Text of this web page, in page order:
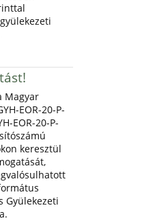
Magyar
EOR-20-P-
EOR-20-P-
keresztül
Gyülekezeti